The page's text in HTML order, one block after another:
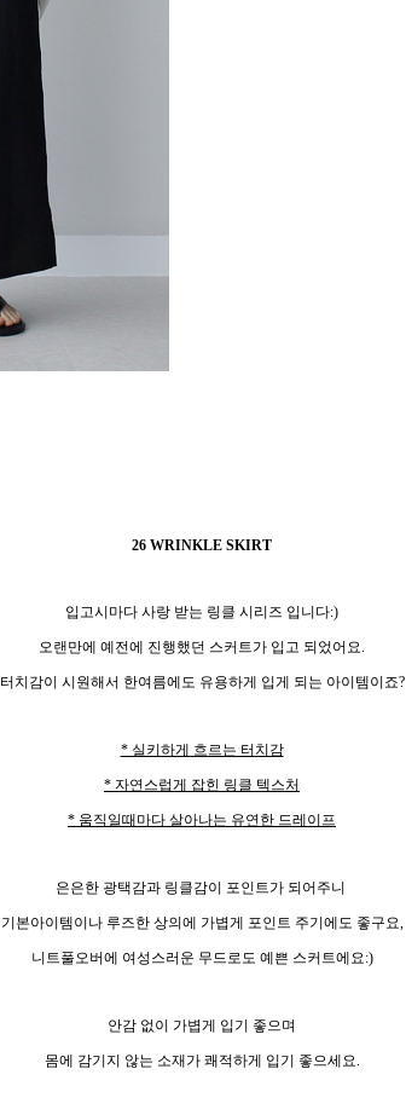
26 WRINKLE SKIRT
입고시마다 사랑 받는 링클 시리즈 입니다:)
오랜만에 예전에 진행했던 스커트가 입고 되었어요.
터치감이 시원해서 한여름에도 유용하게 입게 되는 아이템이죠?
* 실키하게 흐르는 터치감
* 자연스럽게 잡힌 링클 텍스처
* 움직일때마다 살아나는 유연한 드레이프
은은한 광택감과 링클감이 포인트가 되어주니
기본아이템이나 루즈한 상의에 가볍게 포인트 주기에도 좋구요,
니트풀오버에 여성스러운 무드로도 예쁜 스커트에요:)
안감 없이 가볍게 입기 좋으며
몸에 감기지 않는 소재가 쾌적하게 입기 좋으세요.